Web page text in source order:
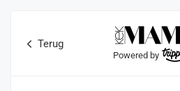
Terug
Powered by